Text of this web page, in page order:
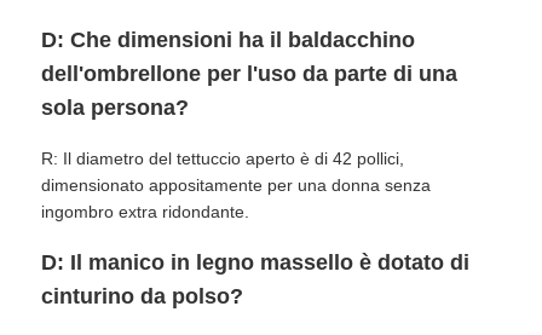
D: Che dimensioni ha il baldacchino
dell'ombrellone per l'uso da parte di una
sola persona?
R: Il diametro del tettuccio aperto è di 42 pollici,
dimensionato appositamente per una donna senza
ingombro extra ridondante.
D: Il manico in legno massello è dotato di
cinturino da polso?